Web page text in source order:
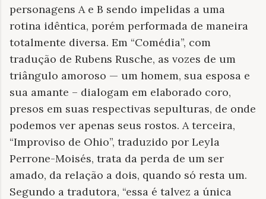
personagens A e B sendo impelidas a uma
rotina idêntica, porém performada de maneira
totalmente diversa. Em “Comédia”, com
tradução de Rubens Rusche, as vozes de um
triângulo amoroso — um homem, sua esposa e
sua amante – dialogam em elaborado coro,
presos em suas respectivas sepulturas, de onde
podemos ver apenas seus rostos. A terceira,
“Improviso de Ohio”, traduzido por Leyla
Perrone-Moisés, trata da perda de um ser
amado, da relação a dois, quando só resta um.
Segundo a tradutora, “essa é talvez a única